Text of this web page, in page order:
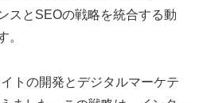
スとSEOの戦略を統合する動
。
トの開発とデジタルマーケテ